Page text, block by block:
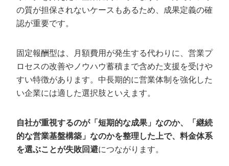
の質が担保されないケースもあるため、成果定義の確
認が重要です。
固定報酬型は、月額費用が発生する代わりに、営業プ
ロセスの改善やノウハウ蓄積まで含めた支援を受けや
すい特徴があります。中長期的に営業体制を強化した
い企業には適した選択肢といえます。
自社が重視するのが「短期的な成果」なのか、「継続
的な営業基盤構築」なのかを整理した上で、料金体系
を選ぶことが失敗回避につながります。